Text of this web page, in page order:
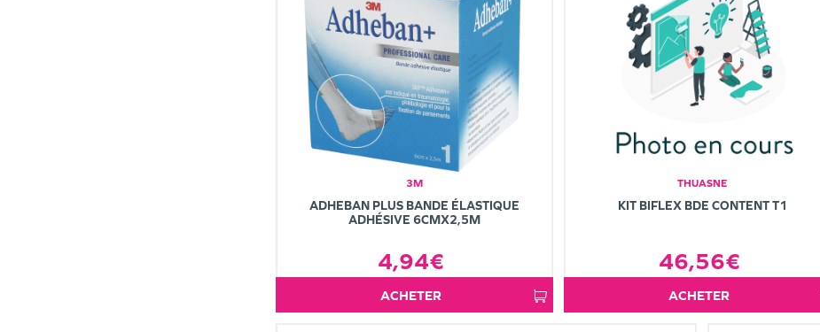
3M
ADHEBAN PLUS BANDE ÉLASTIQUE
ADHÉSIVE 6CMX2,5M
4,94€
ACHETER
THUASNE
KIT BIFLEX BDE CONTENT T1
46,56€
ACHETER